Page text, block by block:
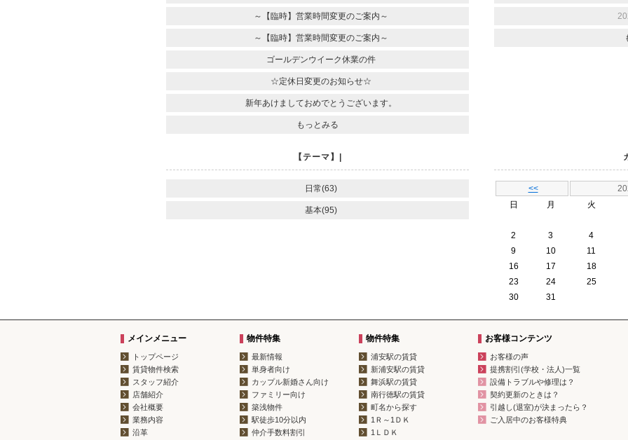
～【臨時】営業時間変更のご案内～
～【臨時】営業時間変更のご案内～
ゴールデンウイーク休業の件
☆定休日変更のお知らせ☆
新年あけましておめでとうございます。
もっとみる
【テーマ】|
日常(63)
基本(95)
<<
日
月 火
2
3 4
9
10 11
16
17 18
23
24 25
30
31
メインメニュー
トップページ
賃貸物件検索
スタッフ紹介
店舗紹介
会社概要
業務内容
沿革
物件特集
最新情報
単身者向け
カップル新婚さん向け
ファミリー向け
築浅物件
駅徒歩10分以内
仲介手数料割引
物件特集
浦安駅の賃貸
新浦安駅の賃貸
舞浜駅の賃貸
南行徳駅の賃貸
町名から探す
1Ｒ～1ＤＫ
1ＬＤＫ
お客様コンテンツ
お客様の声
提携割引(学校・法人)一覧
設備トラブルや修理は？
契約更新のときは？
引越し(退室)が決まったら？
ご入居中のお客様特典